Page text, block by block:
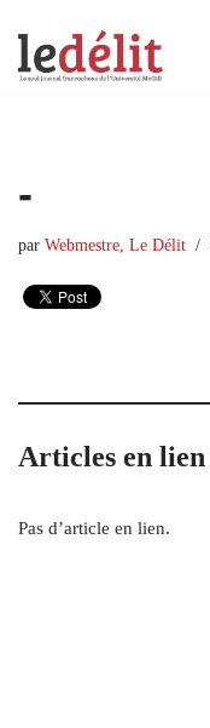
Aller
-
par Webmestre, Le Délit
Articles en lien
Pas d’article en lien.